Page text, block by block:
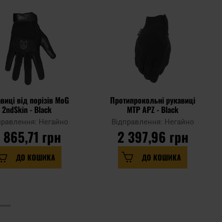
від порізів MoG
2ndSkin - Black
Негайно
грн
ДО КОШИКА
Протипрокольні рукавиці
MTP APZ - Black
Відправлення: Негайно
2 397,96 грн
ДО КОШИКА